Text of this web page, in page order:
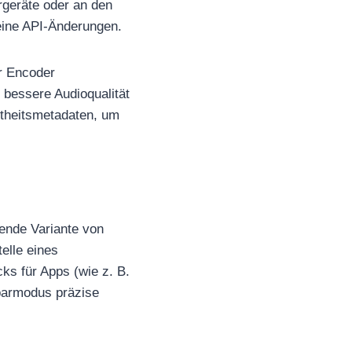
oder an den
API-Änderungen.
Encoder
Audioqualität
um
Variante von
eines
für Apps (wie z. B.
präzise